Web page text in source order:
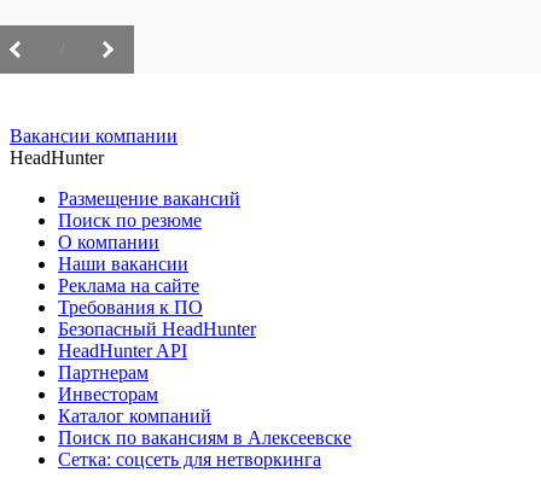
Вакансии компании
HeadHunter
Размещение вакансий
Поиск по резюме
О компании
Наши вакансии
Реклама на сайте
Требования к ПО
Безопасный HeadHunter
HeadHunter API
Партнерам
Инвесторам
Каталог компаний
Поиск по вакансиям в Алексеевске
Сетка: соцсеть для нетворкинга